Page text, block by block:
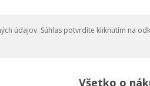
údajov. Súhlas potvrdíte kliknutím na
Všetko o